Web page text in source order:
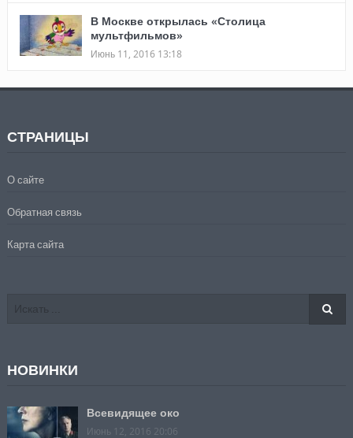
В Москве открылась «Столица
мультфильмов»
Июнь 11, 2016 13:18
СТРАНИЦЫ
О сайте
Обратная связь
Карта сайта
НОВИНКИ
Всевидящее око
Июнь 12, 2016 20:06